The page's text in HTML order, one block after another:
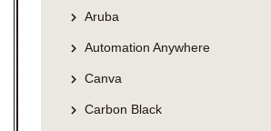
Aruba
Automation Anywhere
Canva
Carbon Black